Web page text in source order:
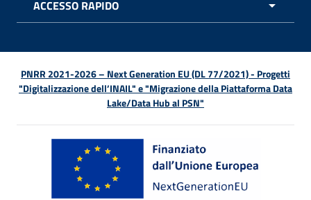
ACCESSO RAPIDO
PNRR 2021-2026 – Next Generation EU (DL 77/2021) - Progetti
"Digitalizzazione dell’INAIL" e "Migrazione della Piattaforma Data
Lake/Data Hub al PSN"